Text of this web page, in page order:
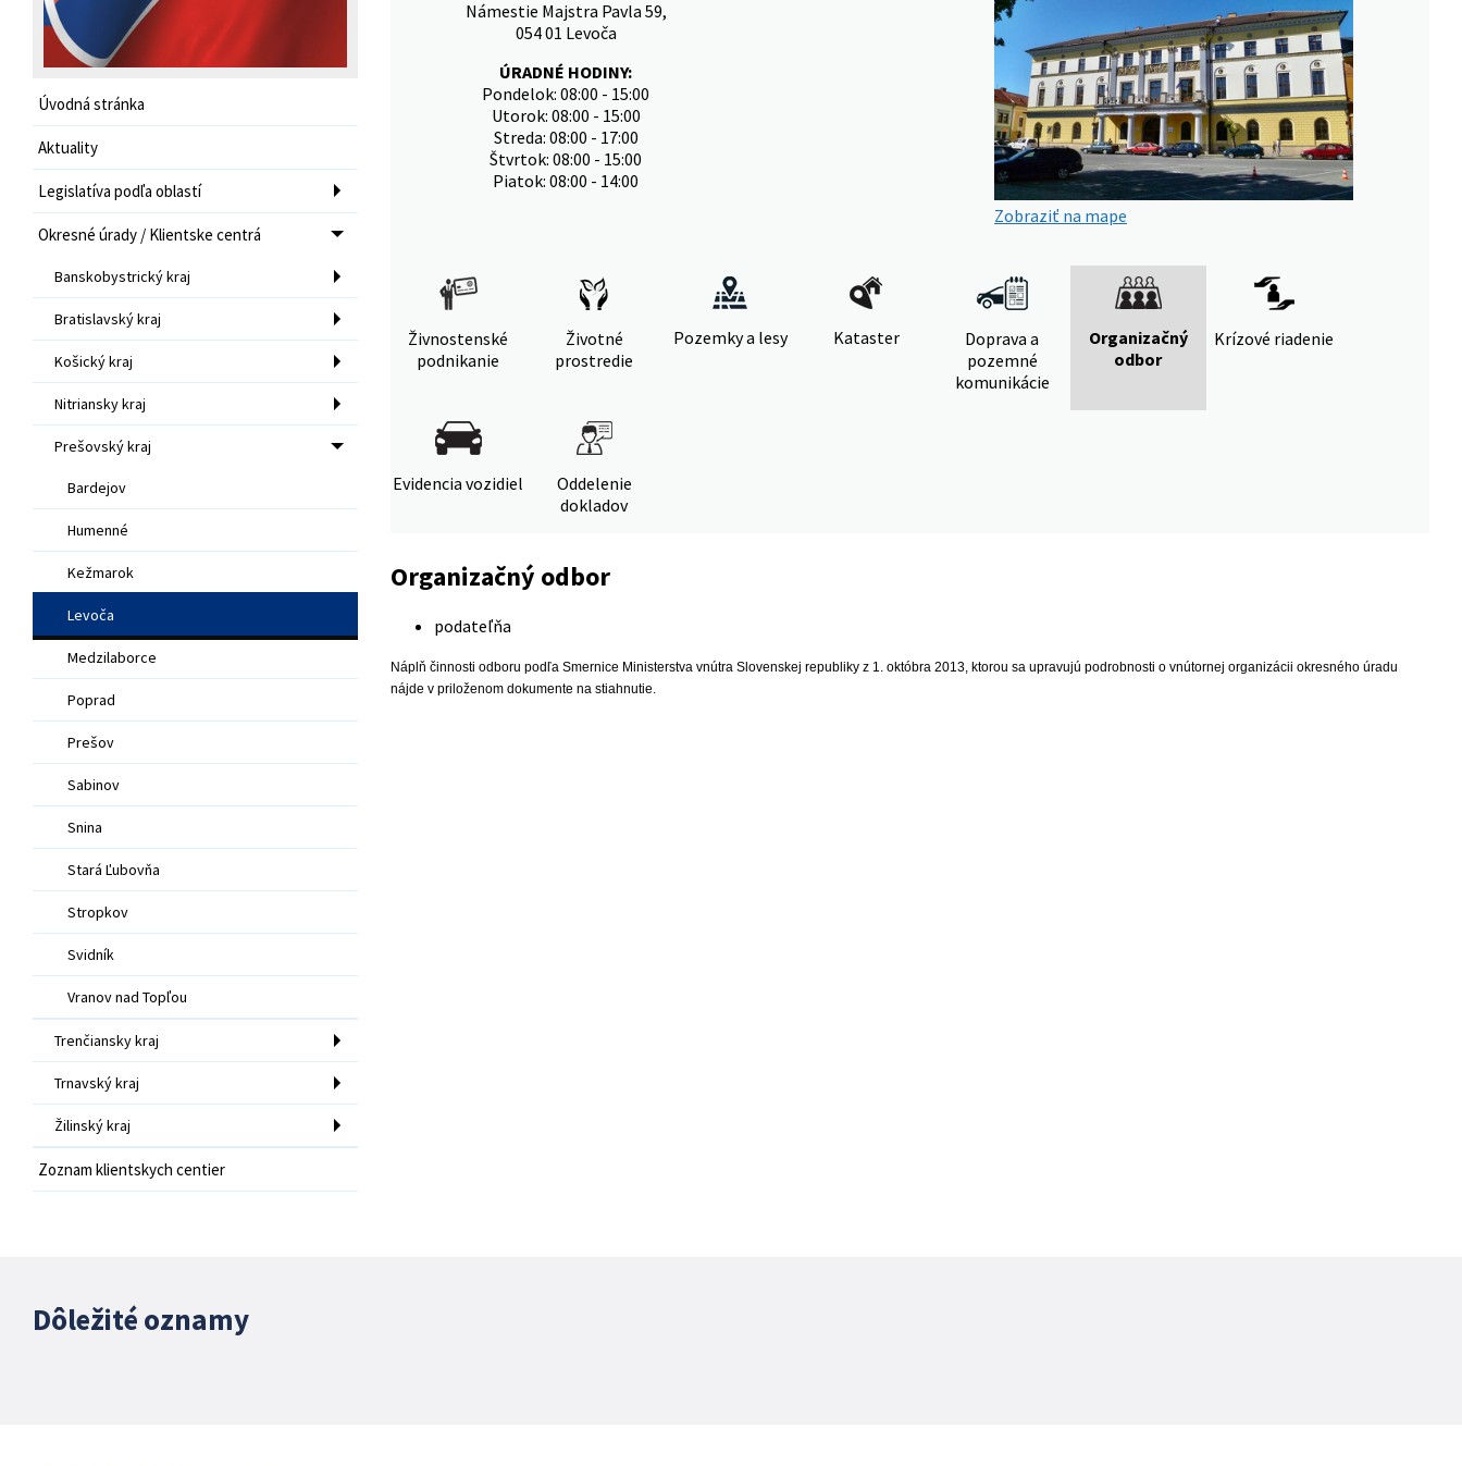
Úvodná stránka
Aktuality
Legislatíva podľa oblastí
Okresné úrady / Klientske centrá
Banskobystrický kraj
Bratislavský kraj
Košický kraj
Nitriansky kraj
Prešovský kraj
Bardejov
Humenné
Kežmarok
Levoča
Medzilaborce
Poprad
Prešov
Sabinov
Snina
Stará Ľubovňa
Stropkov
Svidník
Vranov nad Topľou
Trenčiansky kraj
Trnavský kraj
Žilinský kraj
Zoznam klientskych centier
Námestie Majstra Pavla 59,
054 01 Levoča
ÚRADNÉ HODINY:
Pondelok: 08:00 - 15:00
Utorok: 08:00 - 15:00
Streda: 08:00 - 17:00
Štvrtok: 08:00 - 15:00
Piatok: 08:00 - 14:00
Zobraziť na mape
Živnostenské
podnikanie
Životné
prostredie
Pozemky a lesy Kataster
Doprava a
pozemné
komunikácie
Organizačný
odbor
Krízové riadenie
Evidencia vozidiel
Oddelenie
dokladov
Organizačný odbor
podateľňa
Náplň činnosti odboru podľa Smernice Ministerstva vnútra Slovenskej republiky z 1. októbra 2013, ktorou sa upravujú podrobnosti o vnútornej organizácii okresného úradu
nájde v priloženom dokumente na stiahnutie.
Dôležité oznamy